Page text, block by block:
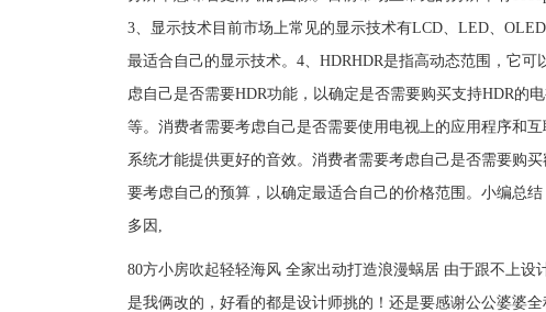
3、显示技术目前市场上常见的显示技术有LCD、LED、
最适合自己的显示技术。4、HDRHDR是指高动态范围，它
虑自己是否需要HDR功能，以确定是否需要购买支持HDR的
等。消费者需要考虑自己是否需要使用电视上的应用程序和
系统才能提供更好的音效。消费者需要考虑自己是否需要购
要考虑自己的预算，以确定最适合自己的价格范围。小编总
多因,
80方小房吹起轻轻海风 全家出动打造浪漫蜗居 由于跟不上
是我俩改的，好看的都是设计师挑的！还是要感谢公